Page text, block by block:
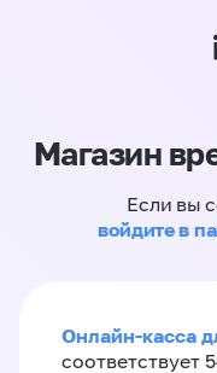
Магазин
Если вы
войдите в
Онлайн-касса
соответствует